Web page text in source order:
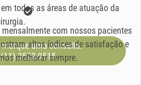
todas as áreas de atuação da
marque uma consulta:
(11) 3522-9515
com nossos pacientes
altos índices de satisfação e
melhorar sempre.